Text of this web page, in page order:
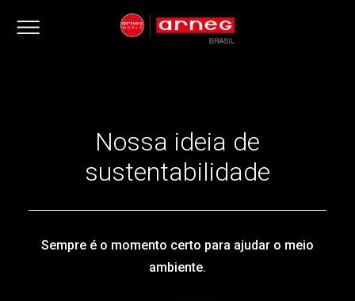
Nossa ideia de
sustentabilidade
Sempre é o momento certo para ajudar o meio
ambiente.